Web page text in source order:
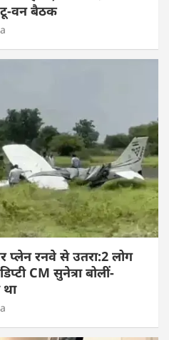
टू-वन बैठक
प्लेन रनवे से उतरा:2 लोग
CM सुनेत्रा बोलीं-